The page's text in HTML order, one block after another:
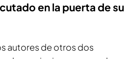
en la puerta de su
autores de otros dos